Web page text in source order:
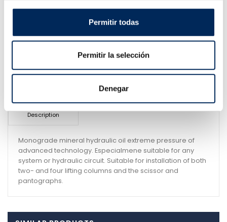
Permitir todas
Permitir la selección
Denegar
Ability to pick up in store
(without transport costs)
Description
Monograde mineral hydraulic oil extreme pressure of
advanced technology. Especialmene suitable for any
system or hydraulic circuit. Suitable for installation of both
two- and four lifting columns and the scissor and
pantographs.